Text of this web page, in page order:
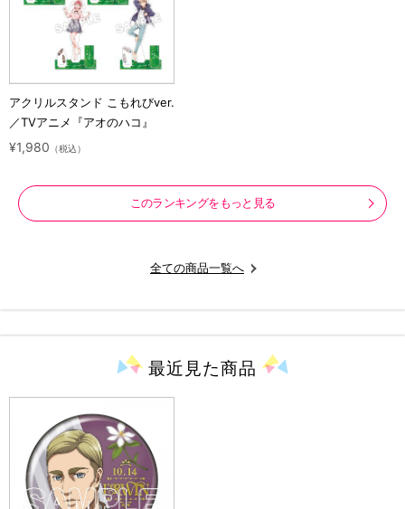
アクリルスタンド こもれびver.
／TVアニメ『アオのハコ』
¥1,980 （税込）
このランキングをもっと見る
全ての商品一覧へ
最近見た商品